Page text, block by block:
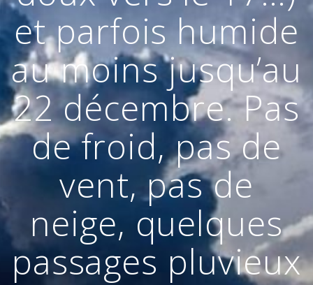
et parfois humide
au moins jusqu’au
22 décembre. Pas
de froid, pas de
vent, pas de
neige, quelques
passages pluvieux